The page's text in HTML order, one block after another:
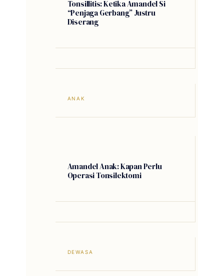
Tonsillitis: Ketika Amandel Si
“Penjaga Gerbang” Justru
Diserang
ANAK
Amandel Anak: Kapan Perlu
Operasi Tonsilektomi
DEWASA